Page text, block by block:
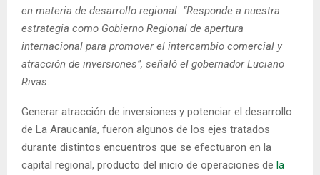
en materia de desarrollo regional. “Responde a nuestra
estrategia como Gobierno Regional de apertura
internacional para promover el intercambio comercial y
atracción de inversiones”, señaló el gobernador Luciano
Rivas.
Generar atracción de inversiones y potenciar el desarrollo
de La Araucanía, fueron algunos de los ejes tratados
durante distintos encuentros que se efectuaron en la
capital regional, producto del inicio de operaciones de la